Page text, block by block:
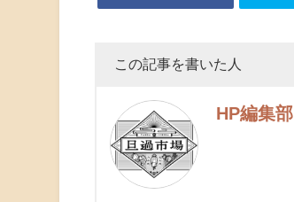
この記事を書いた人
HP編集部